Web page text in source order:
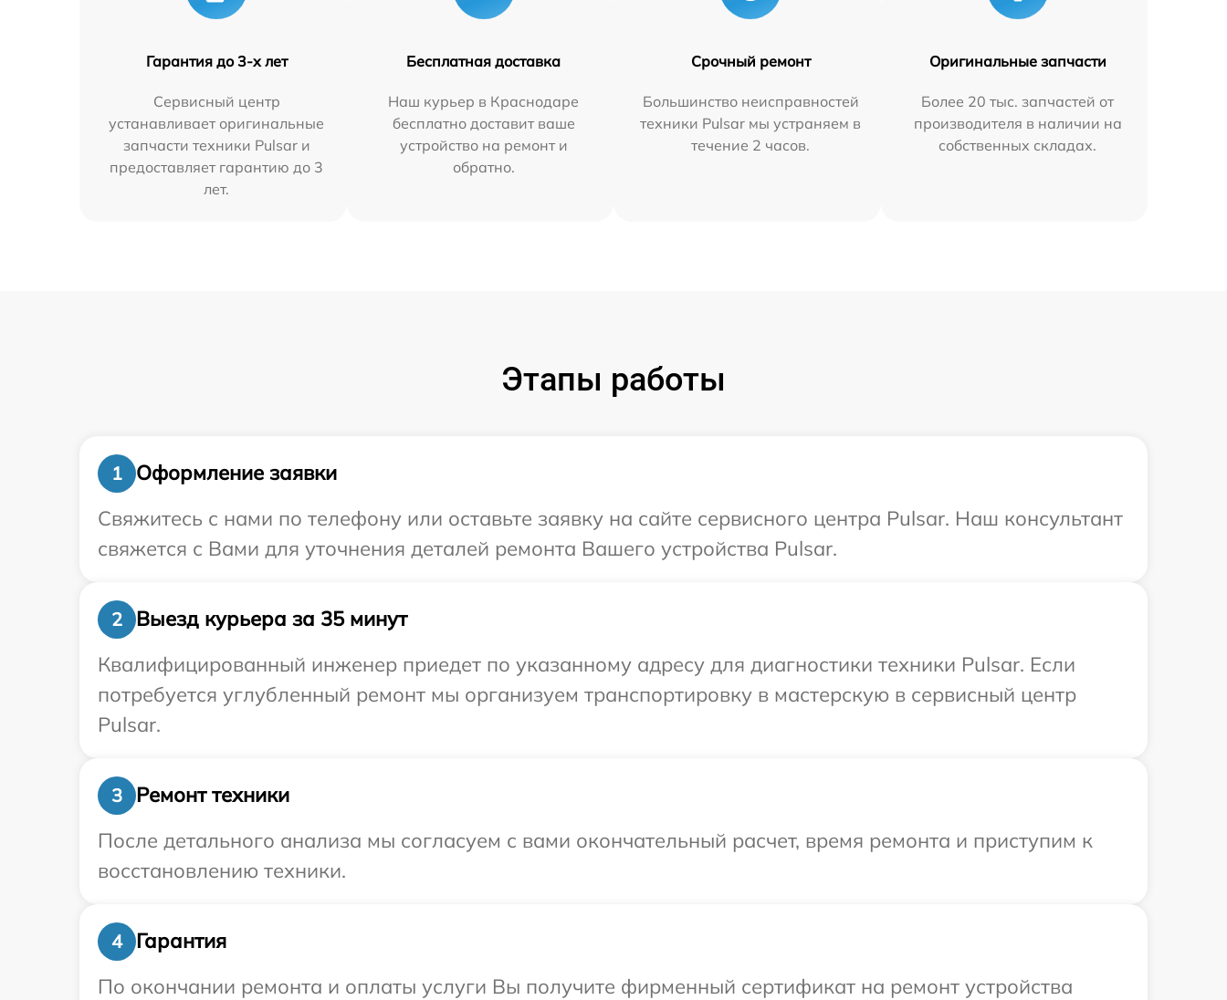
Гарантия до 3-х лет
Сервисный центр
устанавливает оригинальные
запчасти техники Pulsar и
предоставляет гарантию до 3
лет.
Бесплатная доставка
Наш курьер в Краснодаре
бесплатно доставит ваше
устройство на ремонт и
обратно.
Срочный ремонт
Большинство неисправностей
техники Pulsar мы устраняем в
течение 2 часов.
Оригинальные запчасти
Более 20 тыс. запчастей от
производителя в наличии на
собственных складах.
Этапы работы
1
Оформление заявки
Свяжитесь с нами по телефону или оставьте заявку на сайте сервисного центра Pulsar. Наш консультант
свяжется с Вами для уточнения деталей ремонта Вашего устройства Pulsar.
2
Выезд курьера за 35 минут
Квалифицированный инженер приедет по указанному адресу для диагностики техники Pulsar. Если
потребуется углубленный ремонт мы организуем транспортировку в мастерскую в сервисный центр
Pulsar.
3
Ремонт техники
После детального анализа мы согласуем с вами окончательный расчет, время ремонта и приступим к
восстановлению техники.
4
Гарантия
По окончании ремонта и оплаты услуги Вы получите фирменный сертификат на ремонт устройства